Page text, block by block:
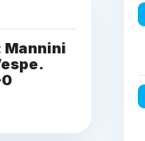
Mannini